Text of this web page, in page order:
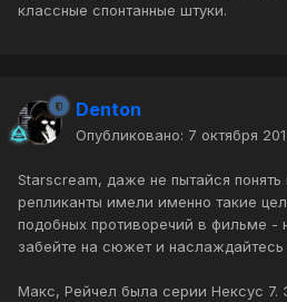
классные спонтанные штуки.
Denton
Опубликовано: 7 октября
Starscream, даже не пытайся
репликанты имели именно такие
подобных противоречий в фильме -
забейте на сюжет и
Макс, Рейчел была серии Нексус 7.